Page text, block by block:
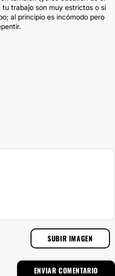
tu trabajo son muy estrictos o si
al principio es incómodo pero
SUBIR IMAGEN